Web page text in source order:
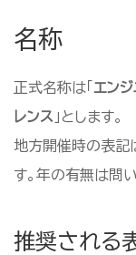
名称
正式名称は「エン
レンス」とします。
地方開催時の表記
す。年の有無は問
推奨される